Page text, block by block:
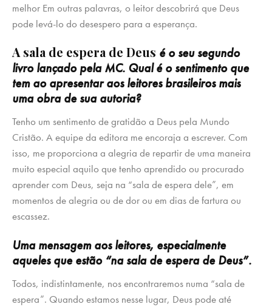
melhor Em outras palavras, o leitor descobrirá que Deus
pode levá-lo do desespero para a esperança.
A sala de espera de Deus é o seu segundo
livro lançado pela MC. Qual é o sentimento que
tem ao apresentar aos leitores brasileiros mais
uma obra de sua autoria?
Tenho um sentimento de gratidão a Deus pela Mundo
Cristão. A equipe da editora me encoraja a escrever. Com
isso, me proporciona a alegria de repartir de uma maneira
muito especial aquilo que tenho aprendido ou procurado
aprender com Deus, seja na “sala de espera dele”, em
momentos de alegria ou de dor ou em dias de fartura ou
escassez.
Uma mensagem aos leitores, especialmente
aqueles que estão “na sala de espera de Deus”.
Todos, indistintamente, nos encontraremos numa “sala de
espera”. Quando estamos nesse lugar, Deus pode até